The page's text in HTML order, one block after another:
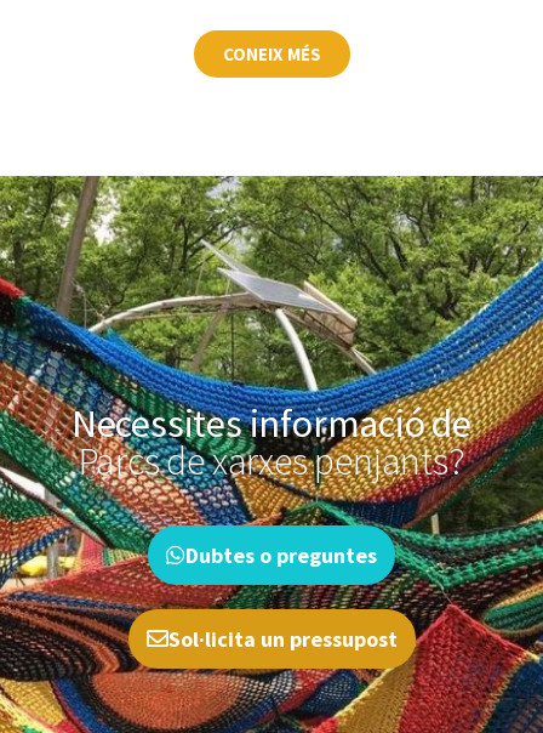
CONEIX MÉS
Necessites informació de
Parcs de xarxes penjants?
Dubtes o preguntes
Sol·licita un pressupost